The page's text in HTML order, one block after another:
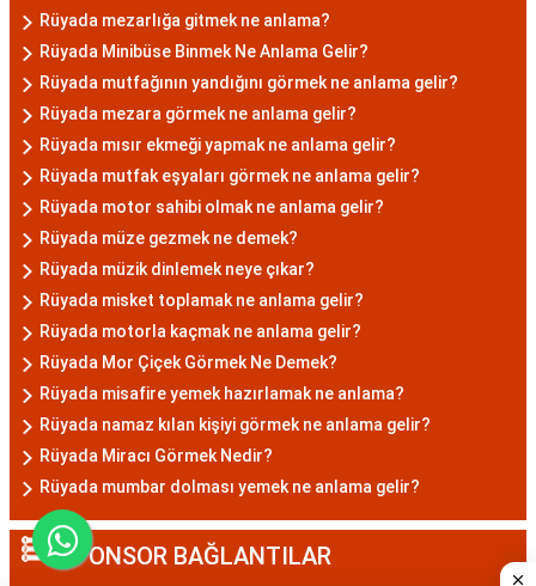
Rüyada mezarlığa gitmek ne anlama?
Rüyada Minibüse Binmek Ne Anlama Gelir?
Rüyada mutfağının yandığını görmek ne anlama gelir?
Rüyada mezara görmek ne anlama gelir?
Rüyada mısır ekmeği yapmak ne anlama gelir?
Rüyada mutfak eşyaları görmek ne anlama gelir?
Rüyada motor sahibi olmak ne anlama gelir?
Rüyada müze gezmek ne demek?
Rüyada müzik dinlemek neye çıkar?
Rüyada misket toplamak ne anlama gelir?
Rüyada motorla kaçmak ne anlama gelir?
Rüyada Mor Çiçek Görmek Ne Demek?
Rüyada misafire yemek hazırlamak ne anlama?
Rüyada namaz kılan kişiyi görmek ne anlama gelir?
Rüyada Miracı Görmek Nedir?
Rüyada mumbar dolması yemek ne anlama gelir?
SPONSOR BAĞLANTILAR